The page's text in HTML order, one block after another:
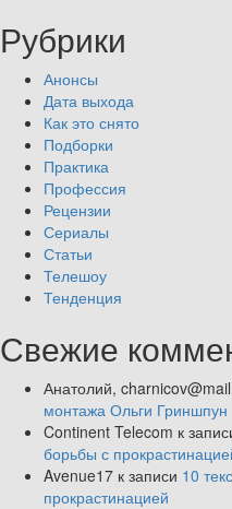
Рубрики
Анонсы
Дата выхода
Как это снято
Подборки
Практика
Профессия
Рецензии
Сериалы
Статьи
Телешоу
Тенденция
Свежие
Анатолий,
монтажа Ольги Гриншпун
Continent Telecom к
борьбы с
Avenue17 к записи 10
прокрастинацией